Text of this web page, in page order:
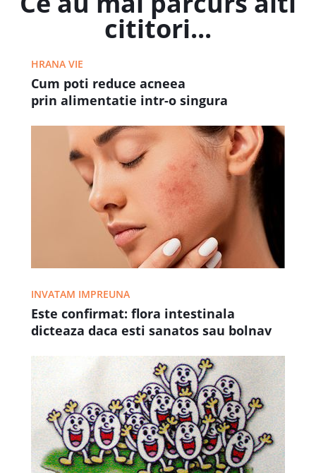
cititori...
HRANA VIE
Cum poti reduce acneea
prin alimentatie intr-o singura
INVATAM IMPREUNA
Este confirmat: flora intestinala
dicteaza daca esti sanatos sau bolnav